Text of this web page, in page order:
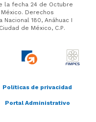
Políticas de privacidad
Portal Administrativo
la fecha 24 de Octubre
Derechos
Nacional 180, Anáhuac I
de México, C.P.